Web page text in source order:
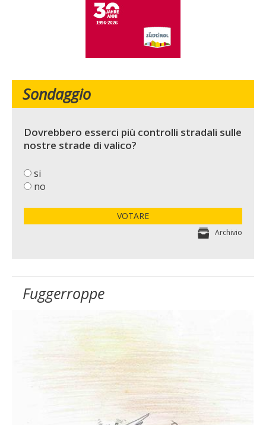
Sondaggio
Dovrebbero esserci più controlli stradali sulle
nostre strade di valico?
si
no
VOTARE
Archivio
Fuggerroppe